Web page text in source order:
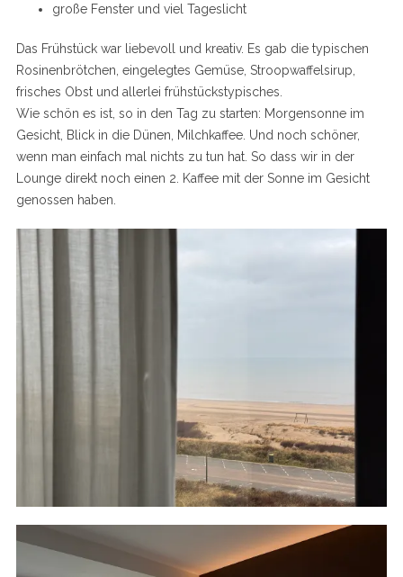
große Fenster und viel Tageslicht
Das Frühstück war liebevoll und kreativ. Es gab die typischen
Rosinenbrötchen, eingelegtes Gemüse, Stroopwaffelsirup,
frisches Obst und allerlei frühstückstypisches.
Wie schön es ist, so in den Tag zu starten: Morgensonne im
Gesicht, Blick in die Dünen, Milchkaffee. Und noch schöner,
wenn man einfach mal nichts zu tun hat. So dass wir in der
Lounge direkt noch einen 2. Kaffee mit der Sonne im Gesicht
genossen haben.